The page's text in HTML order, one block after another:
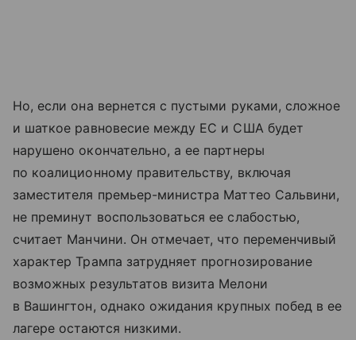
Но, если она вернется с пустыми руками, сложное
и шаткое равновесие между ЕС и США будет
нарушено окончательно, а ее партнеры
по коалиционному правительству, включая
заместителя премьер-министра Маттео Сальвини,
не преминут воспользоваться ее слабостью,
считает Манчини. Он отмечает, что переменчивый
характер Трампа затрудняет прогнозирование
возможных результатов визита Мелони
в Вашингтон, однако ожидания крупных побед в ее
лагере остаются низкими.